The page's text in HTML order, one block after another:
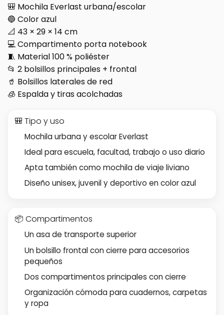
🎒 Mochila Everlast urbana/escolar
🔵 Color azul
📐 43 × 29 × 14 cm
💻 Compartimento porta notebook
🧵 Material 100 % poliéster
📂 2 bolsillos principales + frontal
🥤 Bolsillos laterales de red
🧊 Espalda y tiras acolchadas
🎒 Tipo y uso
Mochila urbana y escolar Everlast
Ideal para escuela, facultad, trabajo o uso diario
Apta también como mochila de viaje liviano
Diseño unisex, juvenil y deportivo en color azul
📦 Compartimentos
Un asa de transporte superior
Un bolsillo frontal con cierre para accesorios
pequeños
Dos compartimentos principales con cierre
Organización cómoda para cuadernos, carpetas
y ropa